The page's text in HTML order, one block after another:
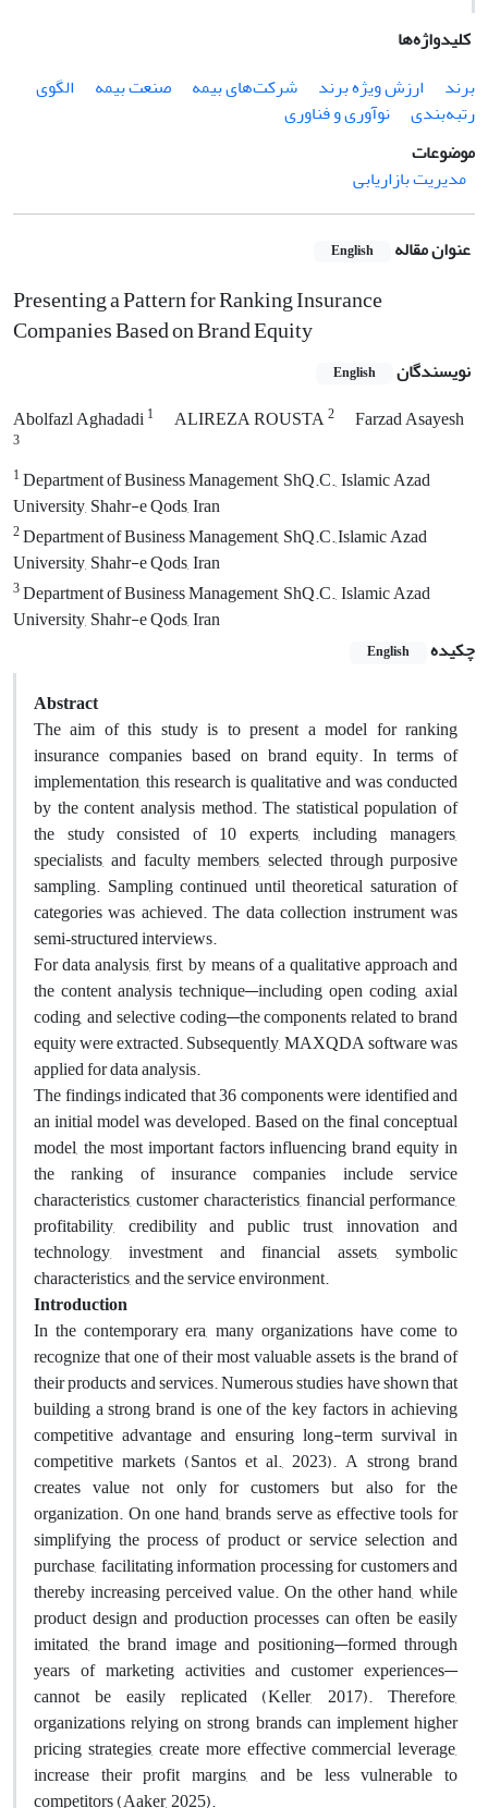
کلیدواژه‌ها
برند
ارزش ویژه‌ برند شرکت‌های بیمه صنعت بیمه
الگوی
رتبه‌بندی
نوآوری و فناوری
موضوعات
مدیریت بازاریابی
عنوان مقاله English
Presenting a Pattern for Ranking Insurance
Companies Based on Brand Equity
نویسندگان English
Abolfazl Aghadadi1 ALIREZA ROUSTA2 Farzad Asayesh
3
1Department of Business Management, ShQ.C., Islamic Azad
University, Shahr-e Qods, Iran
2Department of Business Management, ShQ.C.,Islamic Azad
University, Shahr-e Qods, Iran
3Department of Business Management, ShQ.C., Islamic Azad
University, Shahr-e Qods, Iran
چکیده
English
Abstract
The aim of this study is to present a model for ranking
insurance companies based on brand equity. In terms of
implementation, this research is qualitative and was conducted
by the content analysis method. The statistical population of
the study consisted of 10 experts, including managers,
specialists, and faculty members, selected through purposive
sampling. Sampling continued until theoretical saturation of
categories was achieved. The data collection instrument was
semi‑structured interviews.
For data analysis, first, by means of a qualitative approach and
the content analysis technique—including open coding, axial
coding, and selective coding—the components related to brand
equity were extracted. Subsequently, MAXQDA software was
applied for data analysis.
The findings indicated that 36 components were identified and
an initial model was developed. Based on the final conceptual
model, the most important factors influencing brand equity in
the ranking of insurance companies include service
characteristics, customer characteristics, financial performance,
profitability, credibility and public trust, innovation and
technology, investment and financial assets, symbolic
characteristics, and the service environment.
Introduction
In the contemporary era, many organizations have come to
recognize that one of their most valuable assets is the brand of
their products and services. Numerous studies have shown that
building a strong brand is one of the key factors in achieving
competitive advantage and ensuring long-term survival in
competitive markets (Santos et al., 2023). A strong brand
creates value not only for customers but also for the
organization. On one hand, brands serve as effective tools for
simplifying the process of product or service selection and
purchase, facilitating information processing for customers and
thereby increasing perceived value. On the other hand, while
product design and production processes can often be easily
imitated, the brand image and positioning—formed through
years of marketing activities and customer experiences—
cannot be easily replicated (Keller, 2017). Therefore,
organizations relying on strong brands can implement higher
pricing strategies, create more effective commercial leverage,
increase their profit margins, and be less vulnerable to
competitors (Aaker, 2025).